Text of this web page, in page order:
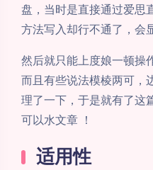
盘，当时是直接通过爱思
方法写入却行不通了，
然后就只能上度娘一顿操
而且有些说法模棱两可，
理了一下，于是就有了这
可以水文章 ！
适用性